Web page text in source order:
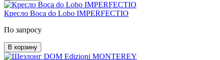
Кресло Boca do Lobo IMPERFECTIO
По запросу
В корзину